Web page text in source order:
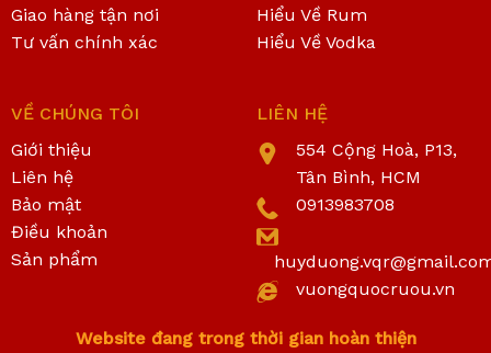
Giao hàng tận nơi
Tư vấn chính xác
Hiểu Về Rum
Hiểu Về Vodka
VỀ CHÚNG TÔI
Giới thiệu
Liên hệ
Bảo mật
Điều khoản
Sản phẩm
LIÊN HỆ
554 Cộng Hoà, P13,
Tân Bình, HCM
0913983708
vuongquocruou.vn
Website đang trong thời gian hoàn thiện